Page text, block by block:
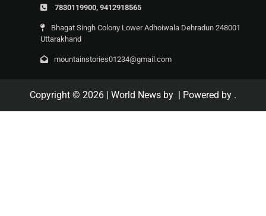
7830119900, 9412918565
Bhagat Singh Colony Lower Adhoiwala Dehradun 248001
Uttarakhand
mountainstories01234@gmail.com
Copyright © 2026 | World News by | Powered by .